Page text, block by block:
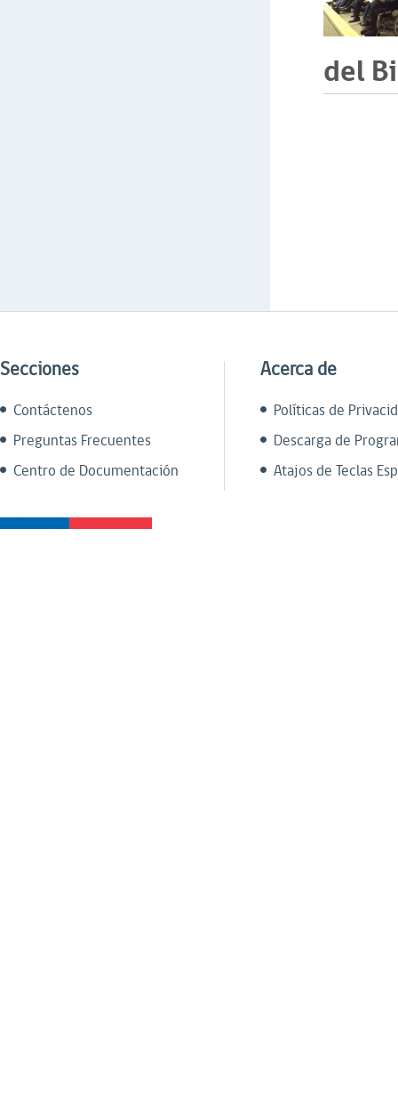
del
Secciones
Contáctenos
Preguntas Frecuentes
Centro de Documentación
Acerca de
Políticas de
Descarga de
Atajos de Teclas